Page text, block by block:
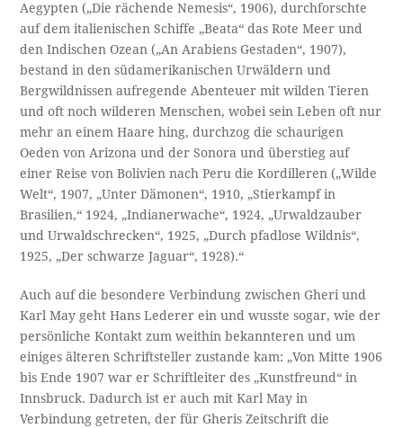
Aegypten („Die rächende Nemesis“, 1906), durchforschte
auf dem italienischen Schiffe „Beata“ das Rote Meer und
den Indischen Ozean („An Arabiens Gestaden“, 1907),
bestand in den südamerikanischen Urwäldern und
Bergwildnissen aufregende Abenteuer mit wilden Tieren
und oft noch wilderen Menschen, wobei sein Leben oft nur
mehr an einem Haare hing, durchzog die schaurigen
Oeden von Arizona und der Sonora und überstieg auf
einer Reise von Bolivien nach Peru die Kordilleren („Wilde
Welt“, 1907, „Unter Dämonen“, 1910, „Stierkampf in
Brasilien,“ 1924, „Indianerwache“, 1924, „Urwaldzauber
und Urwaldschrecken“, 1925, „Durch pfadlose Wildnis“,
1925, „Der schwarze Jaguar“, 1928).“
Auch auf die besondere Verbindung zwischen Gheri und
Karl May geht Hans Lederer ein und wusste sogar, wie der
persönliche Kontakt zum weithin bekannteren und um
einiges älteren Schriftsteller zustande kam: „Von Mitte 1906
bis Ende 1907 war er Schriftleiter des „Kunstfreund“ in
Innsbruck. Dadurch ist er auch mit Karl May in
Verbindung getreten, der für Gheris Zeitschrift die